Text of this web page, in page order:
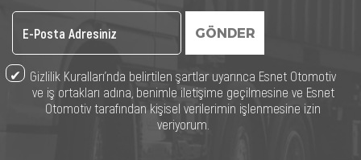
GÖNDER
Gizlilik Kuralları’nda belirtilen şartlar uyarınca Esnet Otomotiv
ve iş ortakları adına, benimle iletişime geçilmesine ve Esnet
Otomotiv tarafından kişisel verilerimin işlenmesine izin
veriyorum.